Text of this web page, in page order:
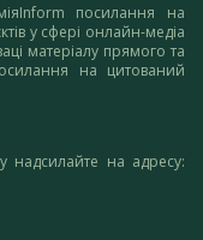
посилання на
у сфері онлайн-медіа
матеріалу прямого та
на цитований
надсилайте на адресу: